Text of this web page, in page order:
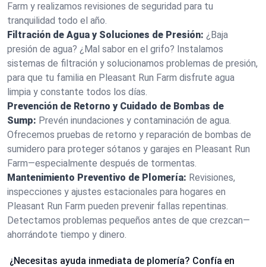
Farm y realizamos revisiones de seguridad para tu
tranquilidad todo el año.
Filtración de Agua y Soluciones de Presión: ¿Baja
presión de agua? ¿Mal sabor en el grifo? Instalamos
sistemas de filtración y solucionamos problemas de presión,
para que tu familia en Pleasant Run Farm disfrute agua
limpia y constante todos los días.
Prevención de Retorno y Cuidado de Bombas de
Sump: Prevén inundaciones y contaminación de agua.
Ofrecemos pruebas de retorno y reparación de bombas de
sumidero para proteger sótanos y garajes en Pleasant Run
Farm—especialmente después de tormentas.
Mantenimiento Preventivo de Plomería: Revisiones,
inspecciones y ajustes estacionales para hogares en
Pleasant Run Farm pueden prevenir fallas repentinas.
Detectamos problemas pequeños antes de que crezcan—
ahorrándote tiempo y dinero.
¿Necesitas ayuda inmediata de plomería? Confía en